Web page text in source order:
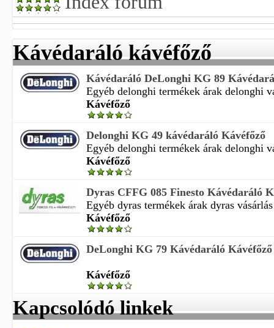
Kávédaráló kávéfőző
Kávédaráló DeLonghi KG 89
Egyéb delonghi termékek árak delonghi
Kávéfőző
Delonghi KG 49 kávédaráló Kávéfőző
Egyéb delonghi termékek árak delonghi
Kávéfőző
Dyras CFFG 085 Finesto Kávédaráló
Egyéb dyras termékek árak dyras
Kávéfőző
DeLonghi KG 79 Kávédaráló Kávéfőző
Kávéfőző
Kapcsolódó linkek